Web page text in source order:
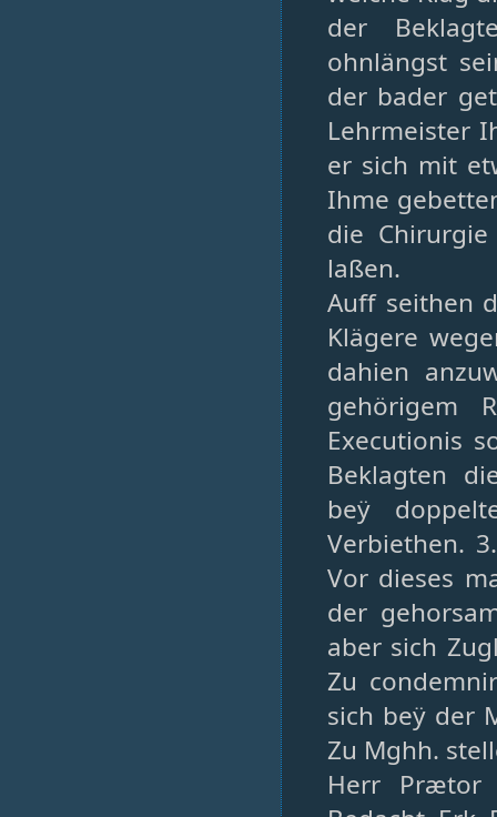
der
ohnlängst
der bader
Lehrmeister
er sich mit
Ihme
die
laßen.
Auff seithen
Klägere
dahien
gehörigem
Executionis
Beklagten
beÿ
Verbiethen.
Vor dieses
der
aber sich
Zu
sich beÿ der
Zu Mghh.
Herr Prætor